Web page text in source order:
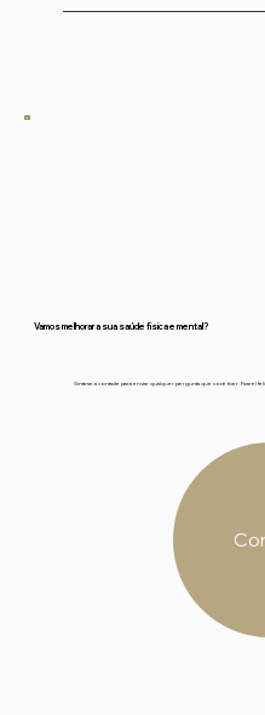
Em francês. Posso
Vamos melhorar a sua saúde física e mental?
Sinta-se a vontade para enviar qualquer pergunta que você tiver. Ficarei